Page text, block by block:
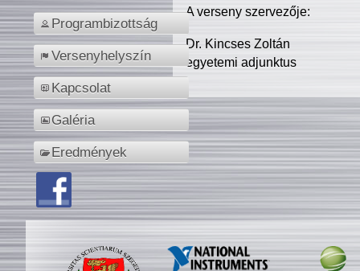
Programbizottság
Versenyhelyszín
Kapcsolat
Galéria
Eredmények
A verseny szervezője:
Dr. Kincses Zoltán
egyetemi adjunktus